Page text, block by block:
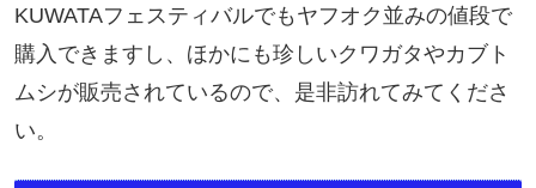
KUWATAフェスティバルでもヤフオク並みの値段で
購入できますし、ほかにも珍しいクワガタやカブト
ムシが販売されているので、是非訪れてみてくださ
い。